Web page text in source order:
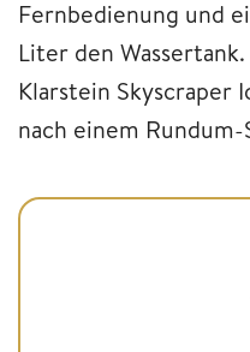
Fernbedienung und
Liter den
Klarstein Skyscraper
nach einem